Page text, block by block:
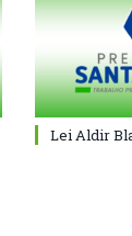
Lei Aldir